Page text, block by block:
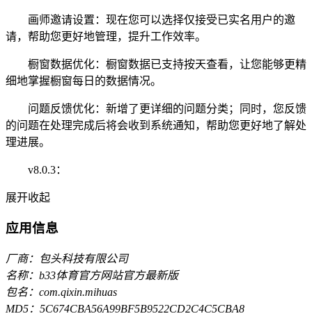
画师邀请设置：现在您可以选择仅接受已实名用户的邀
请，帮助您更好地管理，提升工作效率。
橱窗数据优化：橱窗数据已支持按天查看，让您能够更精
细地掌握橱窗每日的数据情况。
问题反馈优化：新增了更详细的问题分类；同时，您反馈
的问题在处理完成后将会收到系统通知，帮助您更好地了解处
理进展。
v8.0.3：
展开收起
应用信息
厂商：包头科技有限公司
名称：b33体育官方网站官方最新版
包名：com.qixin.mihuas
MD5：5C674CBA56A99BF5B9522CD2C4C5CBA8